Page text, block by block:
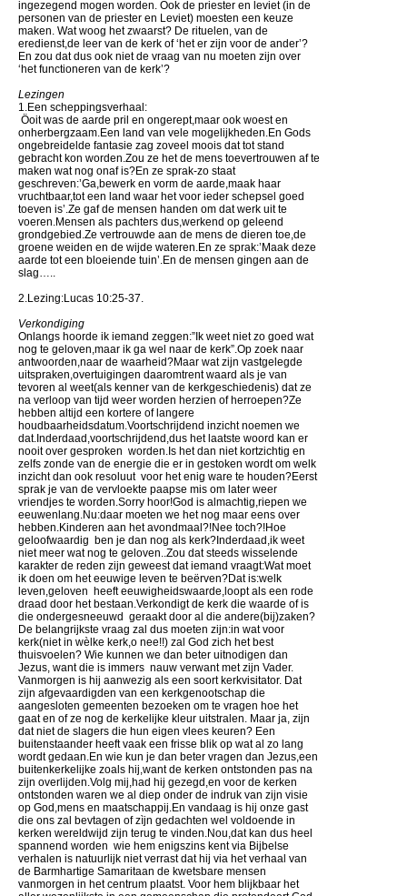
ingezegend mogen worden. Ook de priester en leviet (in de
personen van de priester en Leviet) moesten een keuze
maken. Wat woog het zwaarst? De rituelen, van de
eredienst,de leer van de kerk of ‘het er zijn voor de ander’?
En zou dat dus ook niet de vraag van nu moeten zijn over
‘het functioneren van de kerk’?
Lezingen
1.Een scheppingsverhaal:
Öoit was de aarde pril en ongerept,maar ook woest en
onherbergzaam.Een land van vele mogelijkheden.En Gods
ongebreidelde fantasie zag zoveel moois dat tot stand
gebracht kon worden.Zou ze het de mens toevertrouwen af te
maken wat nog onaf is?En ze sprak-zo staat
geschreven:’Ga,bewerk en vorm de aarde,maak haar
vruchtbaar,tot een land waar het voor ieder schepsel goed
toeven is’.Ze gaf de mensen handen om dat werk uit te
voeren.Mensen als pachters dus,werkend op geleend
grondgebied.Ze vertrouwde aan de mens de dieren toe,de
groene weiden en de wijde wateren.En ze sprak:’Maak deze
aarde tot een bloeiende tuin’.En de mensen gingen aan de
slag…..
2.Lezing:Lucas 10:25-37.
Verkondiging
Onlangs hoorde ik iemand zeggen:”Ik weet niet zo goed wat
nog te geloven,maar ik ga wel naar de kerk”.Op zoek naar
antwoorden,naar de waarheid?Maar wat zijn vastgelegde
uitspraken,overtuigingen daaromtrent waard als je van
tevoren al weet(als kenner van de kerkgeschiedenis) dat ze
na verloop van tijd weer worden herzien of herroepen?Ze
hebben altijd een kortere of langere
houdbaarheidsdatum.Voortschrijdend inzicht noemen we
dat.Inderdaad,voortschrijdend,dus het laatste woord kan er
nooit over gesproken worden.Is het dan niet kortzichtig en
zelfs zonde van de energie die er in gestoken wordt om welk
inzicht dan ook resoluut voor het enig ware te houden?Eerst
sprak je van de vervloekte paapse mis om later weer
vriendjes te worden.Sorry hoor!God is almachtig,riepen we
eeuwenlang.Nu:daar moeten we het nog maar eens over
hebben.Kinderen aan het avondmaal?!Nee toch?!Hoe
geloofwaardig ben je dan nog als kerk?Inderdaad,ik weet
niet meer wat nog te geloven..Zou dat steeds wisselende
karakter de reden zijn geweest dat iemand vraagt:Wat moet
ik doen om het eeuwige leven te beërven?Dat is:welk
leven,geloven heeft eeuwigheidswaarde,loopt als een rode
draad door het bestaan.Verkondigt de kerk die waarde of is
die ondergesneeuwd geraakt door al die andere(bij)zaken?
De belangrijkste vraag zal dus moeten zijn:in wat voor
kerk(niet in wèlke kerk,o nee!!) zal God zich het best
thuisvoelen? Wie kunnen we dan beter uitnodigen dan
Jezus, want die is immers nauw verwant met zijn Vader.
Vanmorgen is hij aanwezig als een soort kerkvisitator. Dat
zijn afgevaardigden van een kerkgenootschap die
aangesloten gemeenten bezoeken om te vragen hoe het
gaat en of ze nog de kerkelijke kleur uitstralen. Maar ja, zijn
dat niet de slagers die hun eigen vlees keuren? Een
buitenstaander heeft vaak een frisse blik op wat al zo lang
wordt gedaan.En wie kun je dan beter vragen dan Jezus,een
buitenkerkelijke zoals hij,want de kerken ontstonden pas na
zijn overlijden.Volg mij,had hij gezegd,en voor de kerken
ontstonden waren we al diep onder de indruk van zijn visie
op God,mens en maatschappij.En vandaag is hij onze gast
die ons zal bevtagen of zìjn gedachten wel voldoende in
kerken wereldwijd zijn terug te vinden.Nou,dat kan dus heel
spannend worden wie hem enigszins kent via Bijbelse
verhalen is natuurlijk niet verrast dat hij via het verhaal van
de Barmhartige Samaritaan de kwetsbare mensen
vanmorgen in het centrum plaatst. Voor hem blijkbaar het